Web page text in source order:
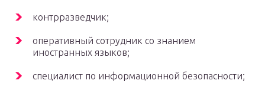
контрразведчик;
оперативный сотрудник со знанием
иностранных языков;
специалист по информационной безопасности;